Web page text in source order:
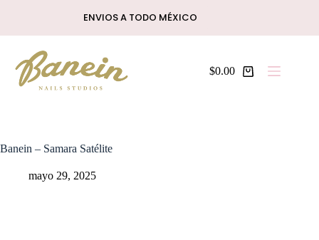
ENVIOS A TODO MÉXICO
Shopping
$0.00
Banein – Samara Satélite
mayo 29, 2025